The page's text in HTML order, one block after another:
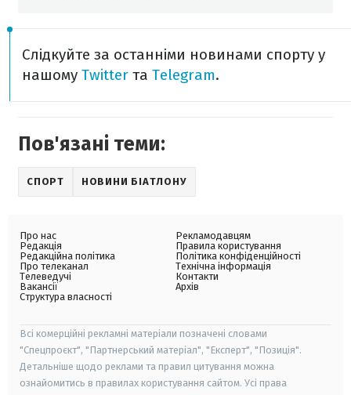
Слідкуйте за останніми новинами спорту у
нашому Twitter та Telegram.
Пов'язані теми:
СПОРТ НОВИНИ БІАТЛОНУ
Про нас
Редакція
Редакційна політика
Про телеканал
Телеведучі
Вакансії
Структура власності
Рекламодавцям
Правила користування
Політика конфіденційності
Технічна інформація
Контакти
Архів
Всі комерційні рекламні матеріали позначені словами
"Спецпроєкт", "Партнерський матеріал", "Експерт", "Позиція".
Детальніше щодо реклами та правил цитування можна
ознайомитись в правилах користування сайтом. Усі права